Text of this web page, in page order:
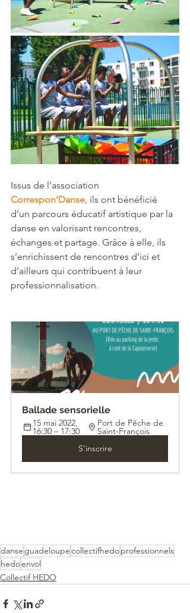
Issus de l’association
Correspon’Danse , ils ont bénéficié
d’un parcours éducatif artistique par la
danse en valorisant rencontres,
échanges et partage. Grâce à elle, ils
s’enrichissent de rencontres d’ici et
d’ailleurs qui contribuent à leur
professionnalisation.
Ballade sensorielle
15 mai 2022,
16:30 – 17:30
Port de Pêche de
Saint-François
S'inscrire
danse guadeloupecollectifhedoprofessionnels
hedoenvol
Collectif HEDO